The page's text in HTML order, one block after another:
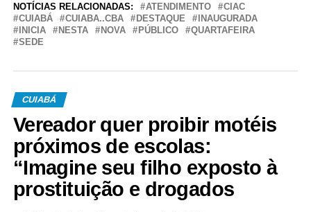
NOTÍCIAS RELACIONADAS: ATENDIMENTO
CIAC
CUIABÁ
CUIABA..CBA DESTAQUE
INAUGURADA
INICIA
NESTA NOVA PÚBLICO
QUARTAFEIRA
SEDE
CUIABÁ
Vereador quer proibir motéis
próximos de escolas:
“Imagine seu filho exposto à
prostituição e drogados